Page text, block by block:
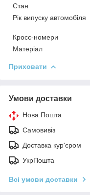
Стан
Рік випуску автомобіля
Кросс-номери
Матеріал
Приховати
Умови доставки
Нова Пошта
Самовивіз
Доставка кур'єром
УкрПошта
Всі умови доставки